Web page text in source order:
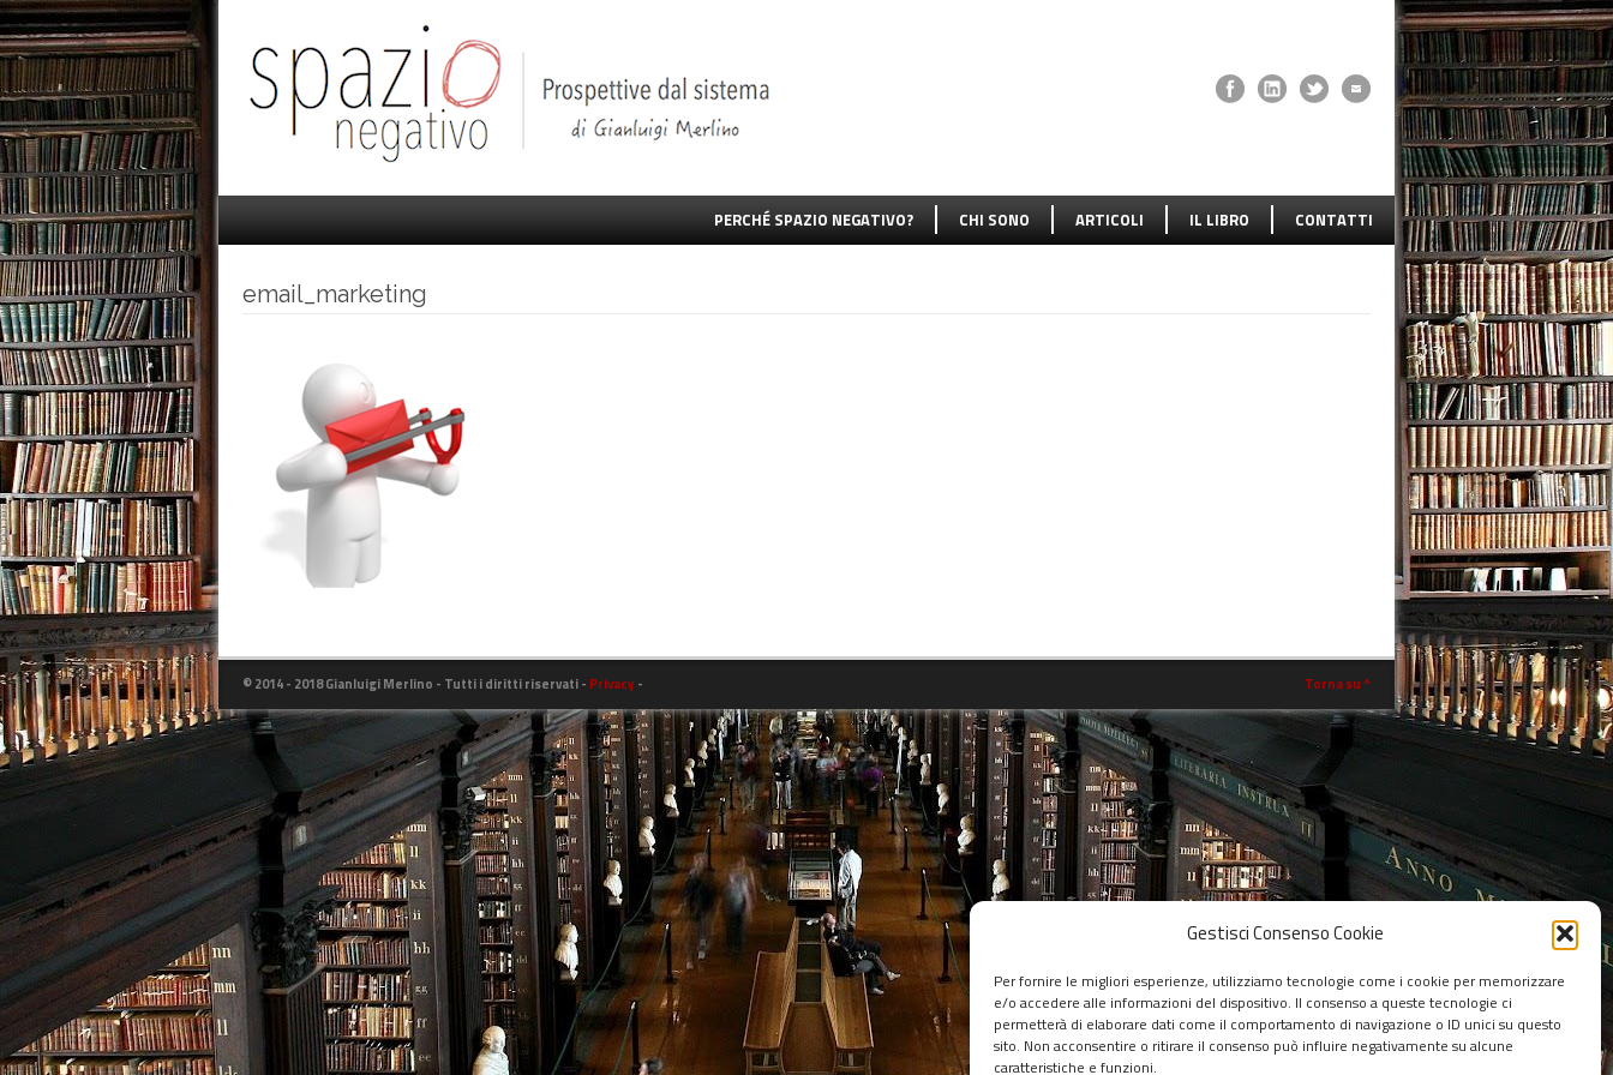
Gestisci Consenso Cookie
Per fornire le migliori esperienze, utilizziamo tecnologie come i cookie per memorizzare
e/o accedere alle informazioni del dispositivo. Il consenso a queste tecnologie ci
permetterà di elaborare dati come il comportamento di navigazione o ID unici su questo
sito. Non acconsentire o ritirare il consenso può influire negativamente su alcune
caratteristiche e funzioni.
PERCHÉ SPAZIO NEGATIVO? CHI SONO ARTICOLI IL LIBRO CONTATTI
email_marketing
© 2014 - 2018 Gianluigi Merlino - Tutti i diritti riservati - Privacy- Torna su ^